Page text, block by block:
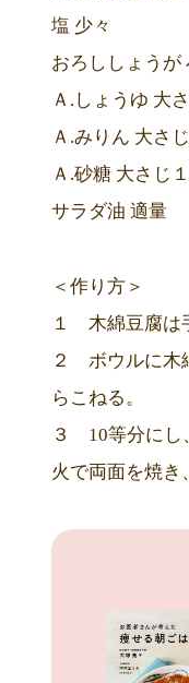
塩 少々
おろししょうが
Ａ.しょうゆ 大
Ａ.みりん 大さ
Ａ.砂糖 大さじ
サラダ油 適量
＜作り方＞
１ 木綿豆腐は
２ ボウルに木
らこねる。
３ 10等分にし
火で両面を焼き